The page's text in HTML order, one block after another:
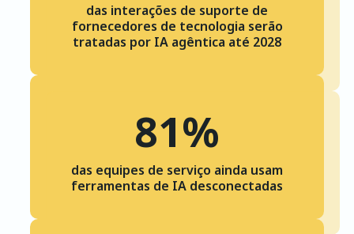
das interações de suporte de
fornecedores de tecnologia serão
tratadas por IA agêntica até 2028
81%
das equipes de serviço ainda usam
ferramentas de IA desconectadas